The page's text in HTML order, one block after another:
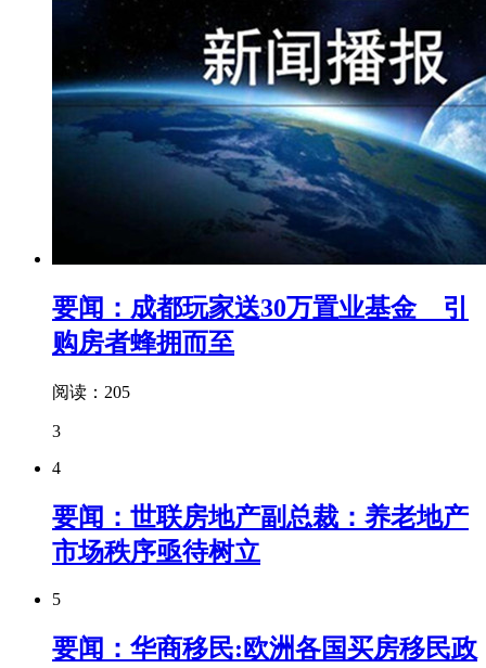
要闻：成都玩家送30万置业基金 引
购房者蜂拥而至
阅读：205
3
4
要闻：世联房地产副总裁：养老地产
市场秩序亟待树立
5
要闻：华商移民:欧洲各国买房移民政